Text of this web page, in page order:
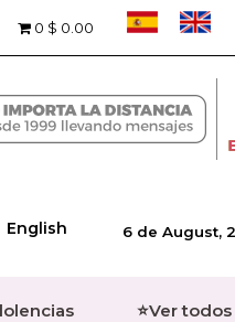
0 $ 0.00
English 6 de August,
⭐Ver todos